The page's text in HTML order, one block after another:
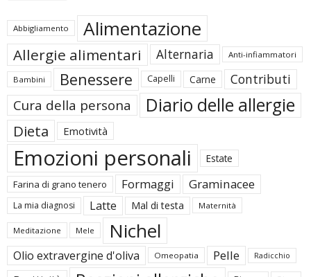
Abbigliamento Alimentazione
Allergie alimentari Alternaria Anti-infiammatori
Bambini Benessere Capelli Carne Contributi
Cura della persona Diario delle allergie
Dieta Emotività
Emozioni personali Estate
Farina di grano tenero Formaggi Graminacee
La mia diagnosi Latte Mal di testa Maternità
Meditazione Mele Nichel
Olio extravergine d'oliva Omeopatia Pelle Radicchio